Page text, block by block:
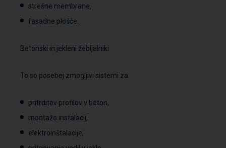
strešne membrane,
fasadne plošče.
Betonski in jekleni žebljalniki
To so posebej zmogljivi sistemi za:
pritrditev profilov v beton,
montažo instalacij,
elektroinštalacije,